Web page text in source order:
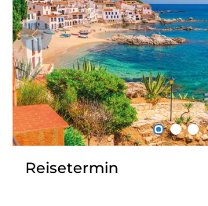
Gutscheinshop
Über bus dich weg!
Radio!
Sie befinden sich in:
Reisetermin